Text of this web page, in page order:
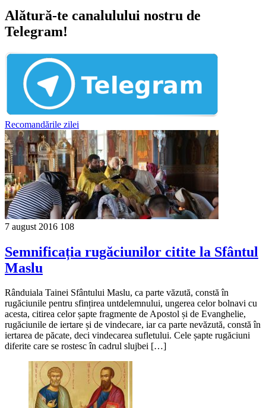
Alătură-te canalulului nostru de
Telegram!
Recomandările zilei
7 august 2016 108
Semnificația rugăciunilor citite la Sfântul
Maslu
Rânduiala Tainei Sfântului Maslu, ca parte văzută, constă în
rugăciunile pentru sfințirea untdelemnului, ungerea celor bolnavi cu
acesta, citirea celor șapte fragmente de Apostol și de Evanghelie,
rugăciunile de iertare și de vindecare, iar ca parte nevăzută, constă în
iertarea de păcate, deci vindecarea sufletului. Cele șapte rugăciuni
diferite care se rostesc în cadrul slujbei […]